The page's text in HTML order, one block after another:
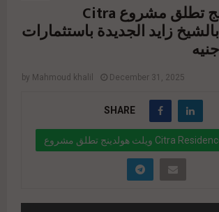
ويلث هولدينج تطلق مشروع Citra
Residence بالشيخ زايد الجديدة باستثمارات
by Mahmoud khalil December 31, 2025
SHARE
ويلث هولدينج تطلق مشروع Citra Residence بالشيخ
زايد الجديدة باستثمارات 10 مليارات جنيه